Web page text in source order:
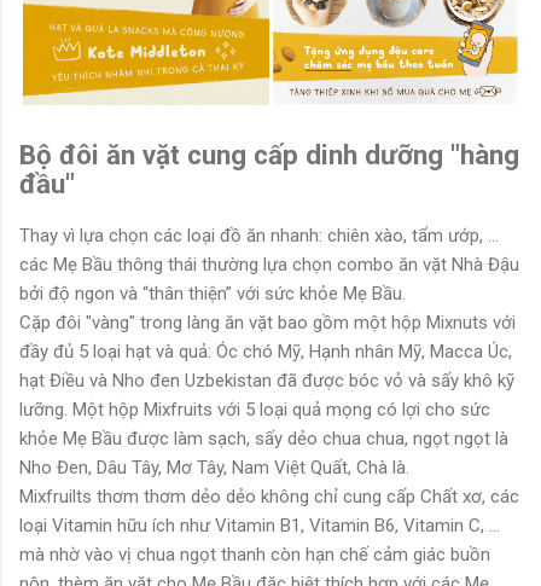
Bộ đôi ăn vặt cung cấp dinh dưỡng "hàng
đầu"
Thay vì lựa chọn các loại đồ ăn nhanh: chiên xào, tẩm ướp, ...
các Mẹ Bầu thông thái thường lựa chọn combo ăn vặt Nhà Đậu
bởi độ ngon và “thân thiện” với sức khỏe Mẹ Bầu.
Cặp đôi "vàng" trong làng ăn vặt bao gồm một hộp Mixnuts với
đầy đủ 5 loại hạt và quả: Óc chó Mỹ, Hạnh nhân Mỹ, Macca Úc,
hạt Điều và Nho đen Uzbekistan đã được bóc vỏ và sấy khô kỹ
lưỡng. Một hộp Mixfruits với 5 loại quả mọng có lợi cho sức
khỏe Mẹ Bầu được làm sạch, sấy dẻo chua chua, ngọt ngọt là
Nho Đen, Dâu Tây, Mơ Tây, Nam Việt Quất, Chà là.
Mixfruilts thơm thơm dẻo dẻo không chỉ cung cấp Chất xơ, các
loại Vitamin hữu ích như Vitamin B1, Vitamin B6, Vitamin C, ...
mà nhờ vào vị chua ngọt thanh còn hạn chế cảm giác buồn